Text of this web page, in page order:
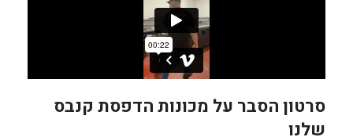
סרטון הסבר על מכונות הדפסת קנבס
שלנו